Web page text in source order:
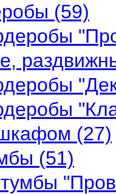
(59)
(27)
(51)